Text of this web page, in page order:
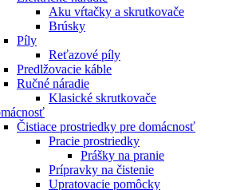
Aku vŕtačky a skrutkovače
Brúsky
Píly
Reťazové píly
Predlžovacie káble
Ručné náradie
Klasické skrutkovače
Čistiace prostriedky pre domácnosť
Pracie prostriedky
Prášky na pranie
Prípravky na čistenie
Upratovacie pomôcky